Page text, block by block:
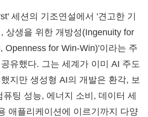
세션의 기조연설에서 '견고한 기
상생을 위한 개방성(Ingenuity for
Openness for Win-Win)'이라는 주
유했다. 그는 세계가 이미 AI 주도
지만 생성형 AI의 개발은 환각, 보
퓨팅 성능, 에너지 소비, 데이터 세
애플리케이션에 이르기까지 다양